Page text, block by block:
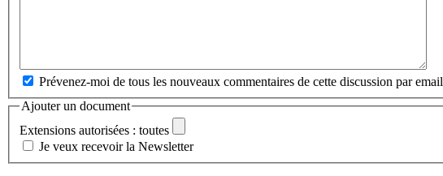
Prévenez-moi de tous les nouveaux commentaires de cette discussion par email
Ajouter un document
Extensions autorisées : toutes
Je veux recevoir la Newsletter